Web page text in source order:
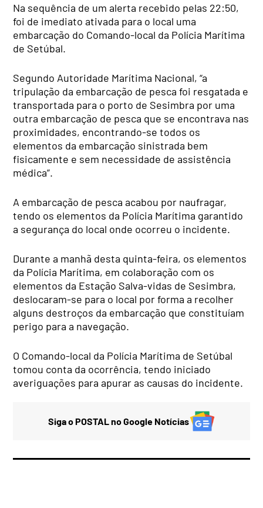
Na sequência de um alerta recebido pelas 22:50,
foi de imediato ativada para o local uma
embarcação do Comando-local da Polícia Marítima
de Setúbal.
Segundo Autoridade Marítima Nacional, “a
tripulação da embarcação de pesca foi resgatada e
transportada para o porto de Sesimbra por uma
outra embarcação de pesca que se encontrava nas
proximidades, encontrando-se todos os
elementos da embarcação sinistrada bem
fisicamente e sem necessidade de assistência
médica”.
A embarcação de pesca acabou por naufragar,
tendo os elementos da Polícia Marítima garantido
a segurança do local onde ocorreu o incidente.
Durante a manhã desta quinta-feira, os elementos
da Polícia Marítima, em colaboração com os
elementos da Estação Salva-vidas de Sesimbra,
deslocaram-se para o local por forma a recolher
alguns destroços da embarcação que constituíam
perigo para a navegação.
O Comando-local da Polícia Marítima de Setúbal
tomou conta da ocorrência, tendo iniciado
averiguações para apurar as causas do incidente.
Siga o POSTAL no Google Notícias